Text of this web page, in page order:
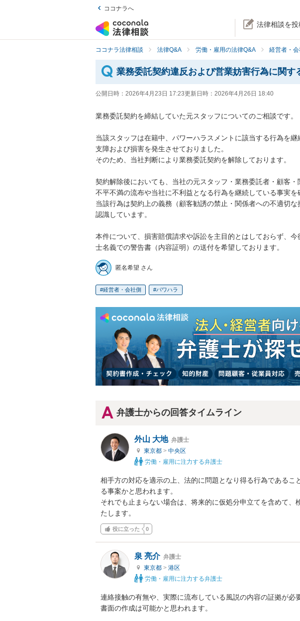
ココナラへ
法律相談を投
ココナラ法律相談 法律Q&A 労働・雇用の法律Q&A 経営者・
業務委託契約違反および営業妨害行為に関す
公開日時： 2026年4月23日 17:23更新日時： 2026年4月26日 18:40
業務委託契約を締結していた元スタッフについてのご相談です。
当該スタッフは在籍中、パワーハラスメントに該当する行為を
支障および損害を発生させておりました。
そのため、当社判断により業務委託契約を解除しております。
契約解除後においても、当社の元スタッフ・業務委託者・顧客・
不平不満の流布や当社に不利益となる行為を継続している事実を
当該行為は契約上の義務（顧客勧誘の禁止・関係者への不適切
認識しています。
本件について、損害賠償請求や訴訟を主目的とはしておらず、
士名義での警告書（内容証明）の送付を希望しております。
匿名希望 さん
経営者・会社側 パワハラ
弁護士からの回答タイムライン
外山 大地 弁護士
東京都 > 中央区
労働・雇用に注力する弁護士
相手方の対応を適示の上、法的に問題となり得る行為であるこ
る事案かと思われます。
それでも止まらない場合は、将来的に仮処分申立てを含めて、
たします。
役に立った 0
泉 亮介 弁護士
東京都 > 港区
労働・雇用に注力する弁護士
連絡接触の有無や、実際に流布している風説の内容の証拠が必
書面の作成は可能かと思われます。